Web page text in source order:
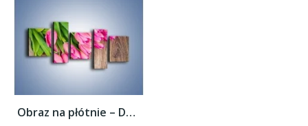
Obraz na płótnie – Do góry nogami z...